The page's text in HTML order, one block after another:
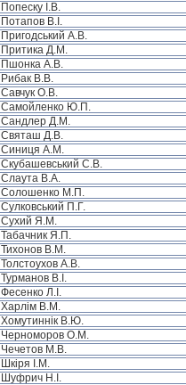
Попеску І.В.
Потапов В.І.
Пригодський А.В.
Притика Д.М.
Пшонка А.В.
Рибак В.В.
Савчук О.В.
Самойленко Ю.П.
Сандлер Д.М.
Святаш Д.В.
Синиця А.М.
Скубашевський С.В.
Слаута В.А.
Солошенко М.П.
Сулковський П.Г.
Сухий Я.М.
Табачник Я.П.
Тихонов В.М.
Толстоухов А.В.
Турманов В.І.
Фесенко Л.І.
Харлім В.М.
Хомутиннік В.Ю.
Черноморов О.М.
Чечетов М.В.
Шкіря І.М.
Шуфрич Н.І.